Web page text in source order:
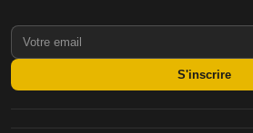
S'inscrire